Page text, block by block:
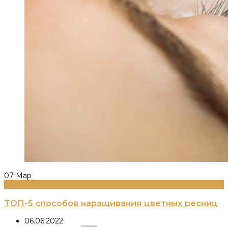
07 Мар
ТОП-5 способов наращивания цветных ресниц
06.06.2022